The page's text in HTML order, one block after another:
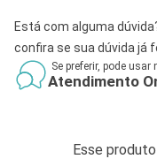
Está com alguma
confira se sua dúvida já
Se preferir, pode usar
Atendimento
Esse